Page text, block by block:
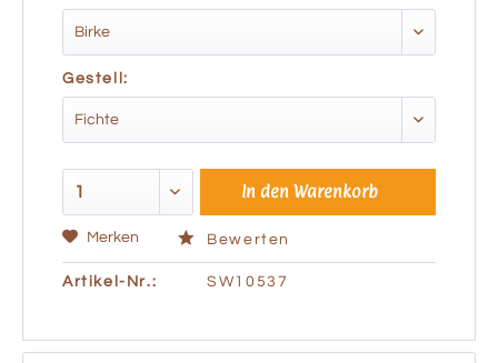
Gestell:
In den Warenkorb
Merken Bewerten
Artikel-Nr.: SW10537